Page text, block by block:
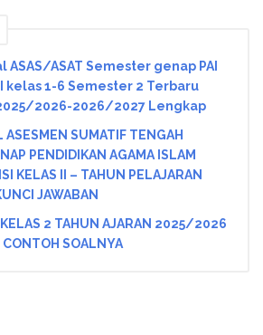
ASAS/ASAT Semester genap PAI
kelas 1-6 Semester 2 Terbaru
2026-2026/2027 Lengkap
ASESMEN SUMATIF TENGAH
PENDIDIKAN AGAMA ISLAM
KELAS II – TAHUN PELAJARAN
JAWABAN
KELAS 2 TAHUN AJARAN 2025/2026
CONTOH SOALNYA